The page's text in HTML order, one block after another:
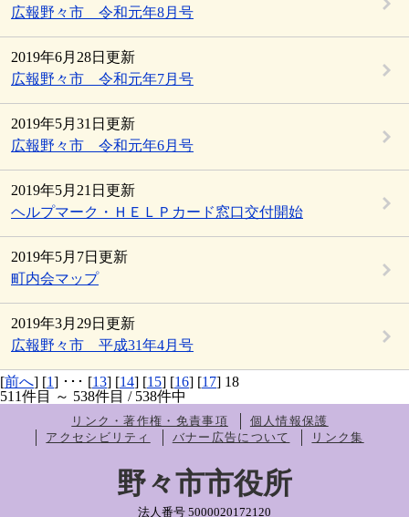
広報野々市 令和元年8月号
2019年6月28日更新
広報野々市 令和元年7月号
2019年5月31日更新
広報野々市 令和元年6月号
2019年5月21日更新
ヘルプマーク・ＨＥＬＰカード窓口交付開始
2019年5月7日更新
町内会マップ
2019年3月29日更新
広報野々市 平成31年4月号
[前へ] [1] ･･･ [13] [14] [15] [16] [17] 18
511件目 ～ 538件目 / 538件中
リンク・著作権・免責事項
個人情報保護
アクセシビリティ
バナー広告について リンク集
野々市市役所
法人番号 5000020172120